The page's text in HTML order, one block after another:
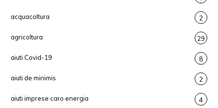
acquacoltura 2
agricoltura 29
aiuti Covid-19 8
aiuti de minimis 2
aiuti imprese caro energia 4